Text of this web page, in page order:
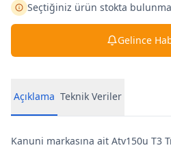
Seçtiğiniz ürün stokta
Gelince
Açıklama Teknik Veriler
Kanuni markasına ait Atv150u T3